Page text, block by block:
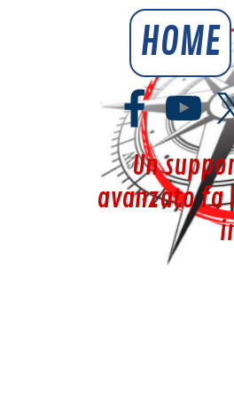
HOME
Un
avanzato